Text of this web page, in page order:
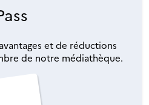
et de réductions
de notre médiathèque.